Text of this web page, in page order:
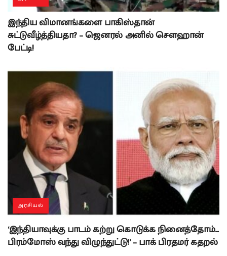
இந்திய விமானங்களை பாகிஸ்தான்
சுட்டுவீழ்த்தியதா? – ஜெனரல் அனில் சௌஹான்
பேட்டி!
அரசியல்
‘இந்தியாவுக்கு பாடம் கற்று கொடுக்க நினைத்தோம்…
பிரம்மோஸ் வந்து விழுந்துட்டு!’ – பாக் பிரதமர் கதறல்